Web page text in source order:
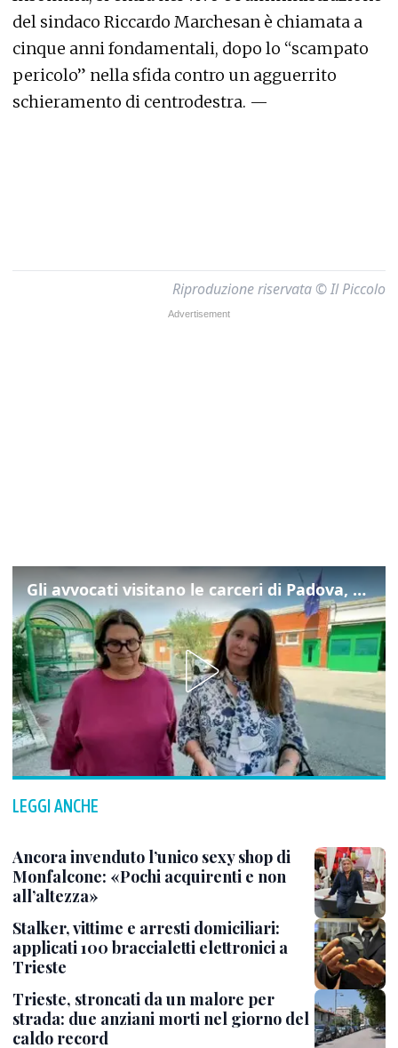
del sindaco Riccardo Marchesan è chiamata a
cinque anni fondamentali, dopo lo “scampato
pericolo” nella sfida contro un agguerrito
schieramento di centrodestra. —
Riproduzione riservata © Il Piccolo
Gli avvocati visitano le carceri di Padova, ecco cosa hanno trovato
LEGGI ANCHE
Ancora invenduto l’unico sexy shop di
Monfalcone: «Pochi acquirenti e non
all’altezza»
Stalker, vittime e arresti domiciliari:
applicati 100 braccialetti elettronici a
Trieste
Trieste, stroncati da un malore per
strada: due anziani morti nel giorno del
caldo record